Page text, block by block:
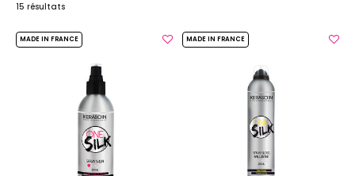
15 résultats
MADE IN FRANCE MADE IN FRANCE